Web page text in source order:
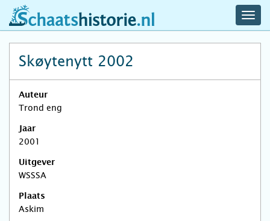
schaatshistorie.nl
Skøytenytt 2002
Auteur
Trond eng
Jaar
2001
Uitgever
WSSSA
Plaats
Askim